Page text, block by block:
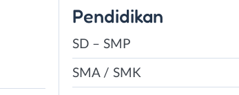
Pendidikan
SD – SMP
SMA / SMK